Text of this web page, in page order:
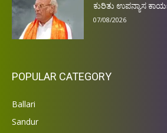
ಕುರಿತು ಉಪನ್ಯಾಸ
07/08/2026
POPULAR CATEGORY
Ballari
Sandur